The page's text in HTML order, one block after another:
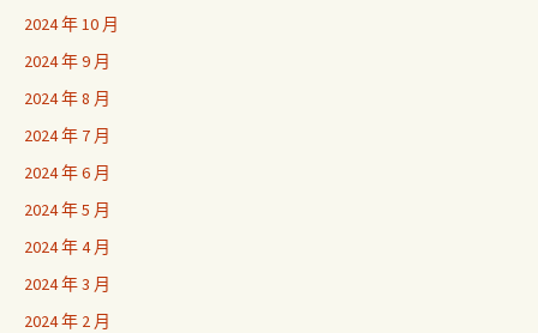
2024 年 10 月
2024 年 9 月
2024 年 8 月
2024 年 7 月
2024 年 6 月
2024 年 5 月
2024 年 4 月
2024 年 3 月
2024 年 2 月